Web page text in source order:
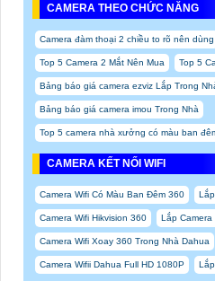
CAMERA THEO CHỨC NĂNG
Camera đàm thoại 2 chiều to rõ nên dùng
Top 5 Camera 2 Mắt Nên Mua Top 5
Bảng báo giá camera ezviz Lắp Trong
Bảng báo giá camera imou Trong Nhà
Top 5 camera nhà xưởng có màu ban
CAMERA KẾT NỐI WIFI
Camera Wifi Có Màu Ban Đêm 360
Camera Wifi Hikvision 360 Lắp Camera
Camera Wifi Xoay 360 Trong Nhà Dahua
Camera Wifii Dahua Full HD 1080P